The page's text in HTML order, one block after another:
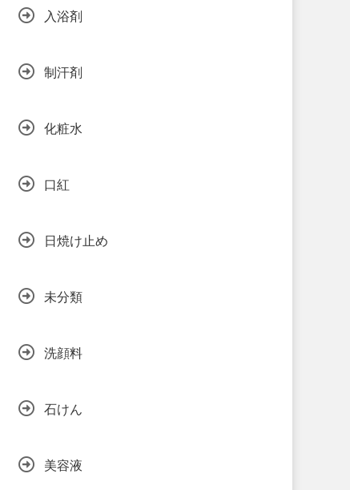
入浴剤
制汗剤
化粧水
口紅
日焼け止め
未分類
洗顔料
石けん
美容液